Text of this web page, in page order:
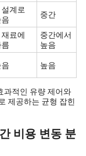
계로
중간
료에
중간에서
높음
높음
과적인 유량 제어와
제공하는 균형 잡힌
비용 변동 분